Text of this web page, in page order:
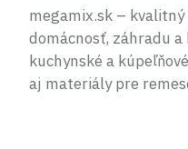
megamix.sk –
domácnosť, záhradu a
kuchynské a
aj materiály pre